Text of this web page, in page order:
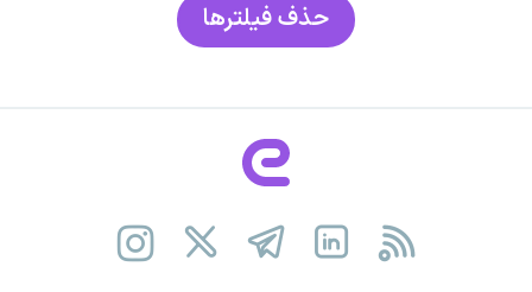
حذف فیلتر‌ها